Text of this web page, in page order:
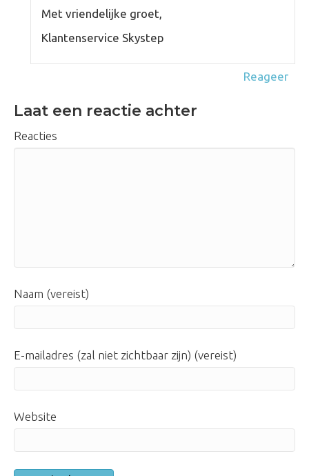
Met vriendelijke groet,
Klantenservice Skystep
Reageer
Laat een reactie achter
Reacties
Naam (vereist)
E-mailadres (zal niet zichtbaar zijn) (vereist)
Website